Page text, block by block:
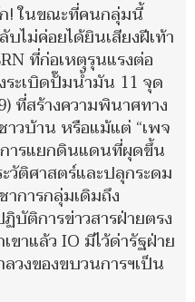
! ในขณะที่คนกลุ่มนี้
บไม่ค่อยได้ยินเสียงฝีเท้า
ที่ก่อเหตุรุนแรงต่อ
ระเบิดปั๊มน้ำมัน 11 จุด
ที่สร้างความพินาศทาง
วบ้าน หรือแม้แต่ “เพจ
ารแยกดินแดนที่ผุดขึ้น
วัติศาสตร์และปลุกระดม
าการกลุ่มเดิมถึง
บัติการข่าวสารฝ่ายตรง
าแล้ว IO มีไว้ด่ารัฐฝ่าย
วงของขบวนการฯเป็น